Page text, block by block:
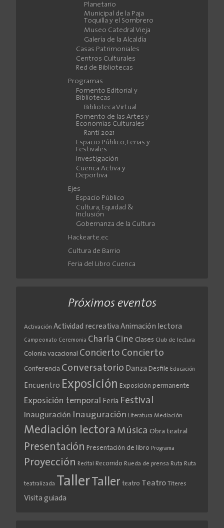
Planetario
Municipal de la Paja
Toquilla y el Sombrero
Museo Catedral Vieja
Galería de la Alcaldía
Casas Patrimoniales
Centros Culturales
Red de Bibliotecas
Programas
Fomento Editorial y
Bibliotecas
Biblioteca Virtual
Fomento de las Artes y
Economías Culturales
Ranti 2021
Espacio Público, Ferias y
Festivales
Investigación
Cuenca Activa y
Deportiva
Ejes
Espacio Público
Cultura, Equidad &
Inclusión
Gobernanza de la Cultura
Hackearte.ec
Cultura de Barrio
Feria del Libro Cuenca
Próximos eventos
Activación Actividad recreativa Animación lectora
Campeonato Ceremonia Charla Cine Clases Club de lectura
Colonia vacacional Concierto Concierto
Conferencia Conversatorio Danza Desfile Educación
Encuentro Exposición Exposición permanente
Exposición temporal Feria Festival
Inauguración Inauguración Literatura Mediación
Mediación lectora Música Obra teatral
Presentación Presentación de libro Programa
Proyección Recital Recorrido Rueda de prensa Ruta Ruta
teatralizada TallerTaller teatro Teatro Títeres
Visita guiada